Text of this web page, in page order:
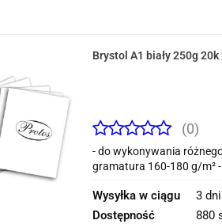
Brystol A1 biały 250g
(0)
- do wykonywania
gramatura 160-180 g/m²
Wysyłka w ciągu
3 dni
Dostępność
880